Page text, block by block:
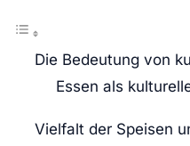
Die Bedeutung von
Essen als
Vielfalt der Speisen